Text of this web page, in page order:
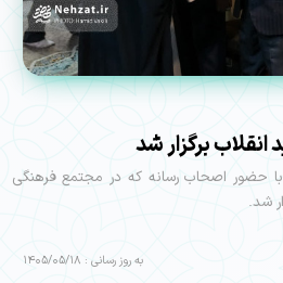
برگزار شد
با حضور اصحاب رسانه که در مجتمع فرهنگی
شد.
به روز رسانی : 1405/05/18